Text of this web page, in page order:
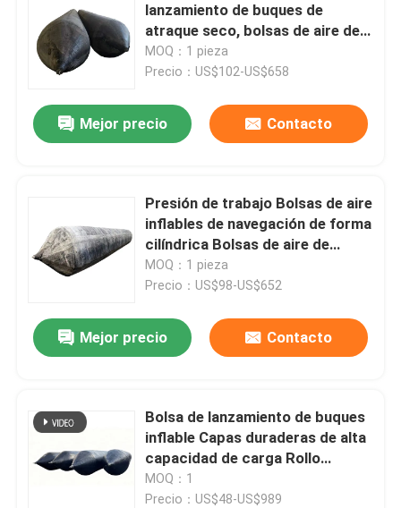
lanzamiento de buques de
atraque seco, bolsas de aire de
goma de marina cilíndrica
MOQ：1 pieza
Precio：US$102-US$658
Mejor precio Contacto
Presión de trabajo Bolsas de aire
inflables de navegación de forma
cilíndrica Bolsas de aire de
rescate
MOQ：1 pieza
Precio：US$98-US$652
Mejor precio Contacto
Bolsa de lanzamiento de buques
inflable Capas duraderas de alta
capacidad de carga Rollo
estable
MOQ：1
Precio：US$48-US$989